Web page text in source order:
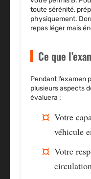
toute sérénité,
physiquement.
repas léger mais
Ce que
Pendant l’examen
plusieurs aspects
évaluera :
Votre
véhicule
Votre